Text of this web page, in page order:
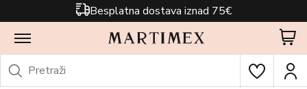
Besplatna dostava iznad 75€